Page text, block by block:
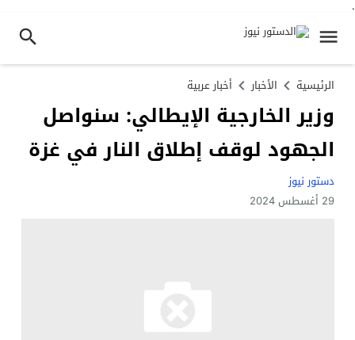
.
الرئيسية الأخبار أخبار عربية
وزير الخارجية الإيطالي: سنواصل
الجهود لوقف إطلاق النار في غزة
دستور نيوز
29 أغسطس 2024